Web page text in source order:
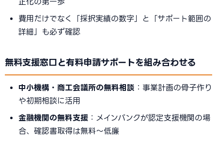
費用だけでなく「採択実績の数字」と「サポート範囲の
詳細」も必ず確認
無料支援窓口と有料申請サポートを組み合わせる
中小機構・商工会議所の無料相談 ：事業計画の骨子作り
や初期相談に活用
金融機関の無料支援 ：メインバンクが認定支援機関の場
合、確認書取得は無料〜低廉